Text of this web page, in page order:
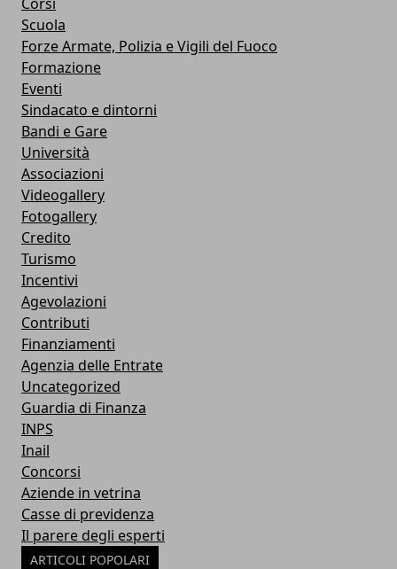
Scuola
Forze Armate, Polizia e Vigili del Fuoco
Formazione
Eventi
Sindacato e dintorni
Bandi e Gare
Università
Associazioni
Videogallery
Fotogallery
Credito
Turismo
Incentivi
Agevolazioni
Contributi
Finanziamenti
Agenzia delle Entrate
Uncategorized
Guardia di Finanza
INPS
Inail
Concorsi
Aziende in vetrina
Casse di previdenza
Il parere degli esperti
ARTICOLI POPOLARI